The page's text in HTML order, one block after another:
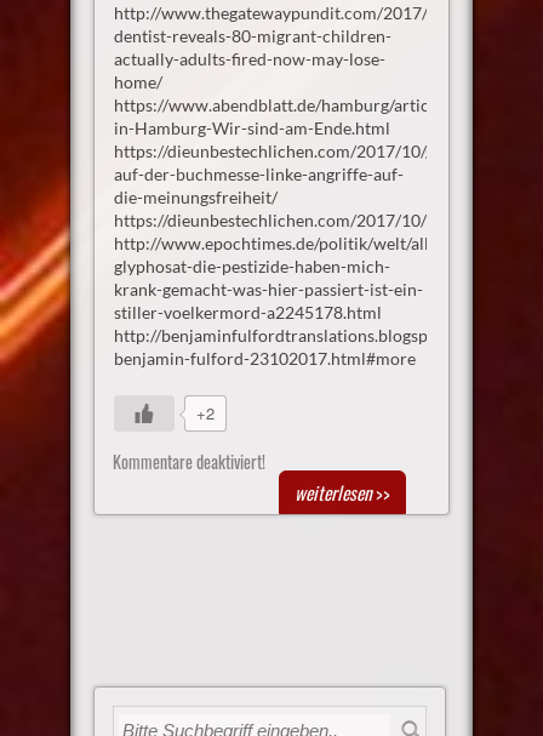
http://www.thegatewaypundit.com/2017/10/swedish-
dentist-reveals-80-migrant-children-
actually-adults-fired-now-may-lose-
home/
https://www.abendblatt.de/hamburg/
in-Hamburg-Wir-sind-am-Ende.html
https://dieunbestechlichen.com/2017/10/gewalt-
auf-der-buchmesse-linke-angriffe-auf-
die-meinungsfreiheit/
https://dieunbestechlichen.com/2017/10/fakebook/
http://www.epochtimes.de/politik/welt/allestoeter-
glyphosat-die-pestizide-haben-mich-
krank-gemacht-was-hier-passiert-ist-ein-
stiller-voelkermord-a2245178.html
http://benjaminfulfordtranslations.blogspot.de/2017/10/
benjamin-fulford-23102017.html#more
+2
Kommentare deaktiviert!
weiterlesen>>